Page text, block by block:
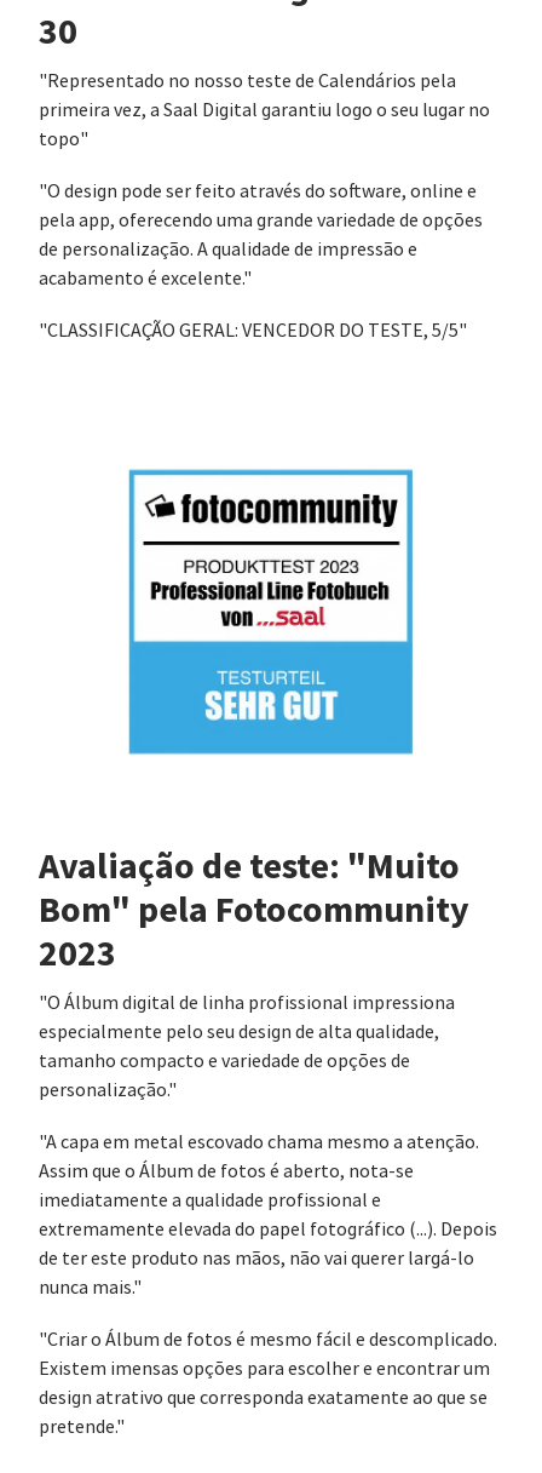
30
"Representado no nosso teste de Calendários pela
primeira vez, a Saal Digital garantiu logo o seu lugar no
topo"
"O design pode ser feito através do software, online e
pela app, oferecendo uma grande variedade de opções
de personalização. A qualidade de impressão e
acabamento é excelente."
"CLASSIFICAÇÃO GERAL: VENCEDOR DO TESTE, 5/5"
Avaliação de teste: "Muito
Bom" pela Fotocommunity
2023
"O Álbum digital de linha profissional impressiona
especialmente pelo seu design de alta qualidade,
tamanho compacto e variedade de opções de
personalização."
"A capa em metal escovado chama mesmo a atenção.
Assim que o Álbum de fotos é aberto, nota-se
imediatamente a qualidade profissional e
extremamente elevada do papel fotográfico (...). Depois
de ter este produto nas mãos, não vai querer largá-lo
nunca mais."
"Criar o Álbum de fotos é mesmo fácil e descomplicado.
Existem imensas opções para escolher e encontrar um
design atrativo que corresponda exatamente ao que se
pretende."